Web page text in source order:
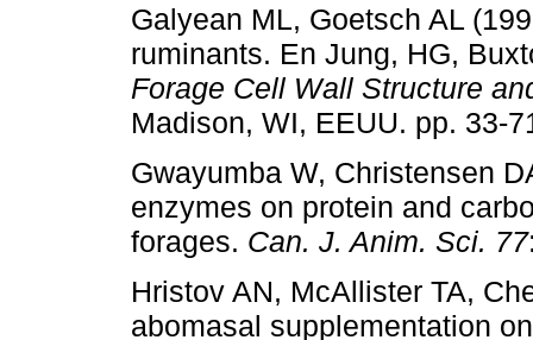
Galyean ML, Goetsch AL
ruminants. En Jung, HG,
Forage Cell Wall Structure
Madison, WI, EEUU. pp. 33-
Gwayumba W, Christensen
enzymes on protein and
forages. Can. J. Anim. Sci. 77
Hristov AN, McAllister TA,
abomasal supplementation